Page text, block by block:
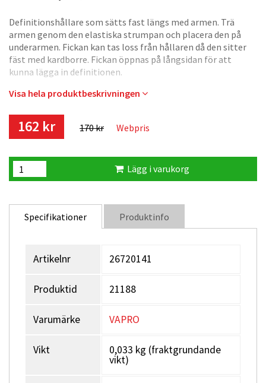
Definitionshållare som sätts fast längs med armen. Trä
armen genom den elastiska strumpan och placera den på
underarmen. Fickan kan tas loss från hållaren då den sitter
fäst med kardborre. Fickan öppnas på långsidan för att
kunna lägga in definitionen.
Storlek: ca 180 x 75 mm
Visa hela produktbeskrivningen
162 kr 170 kr Webpris
Lägg i varukorg
Specifikationer Produktinfo
Artikelnr 26720141
Produktid 21188
Varumärke VAPRO
Vikt 0,033 kg (fraktgrundande
vikt)